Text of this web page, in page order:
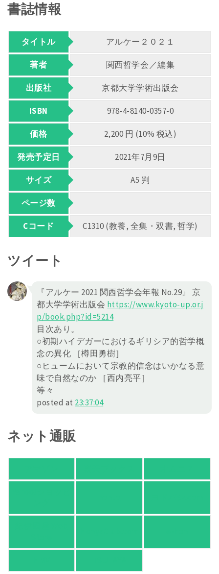
書誌情報
タイトル アルケー２０２１
著者 関西哲学会／編集
出版社 京都大学学術出版会
ISBN 978-4-8140-0357-0
価格 2,200 円 (10% 税込)
発売予定日 2021年7月9日
サイズ A5 判
ページ数
Cコード C1310 (教養, 全集・双書, 哲学)
ツイート
『アルケー 2021 関西哲学会年報 No.29』 京
都大学学術出版会 https://www.kyoto-up.or.j
p/book.php?id=5214
目次あり。
○初期ハイデガーにおけるギリシア的哲学概
念の異化 ［樽田勇樹］
○ヒュームにおいて宗教的信念はいかなる意
味で自然なのか ［西内亮平］
等々
posted at 23:37:04
ネット通販